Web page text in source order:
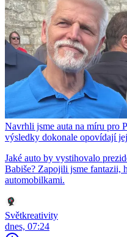
Navrhli jsme auta na míru pro
výsledky dokonale opovídají
Jaké auto by vystihovalo
Babiše? Zapojili jsme fantazii,
automobilkami.
Světkreativity
dnes, 07:24